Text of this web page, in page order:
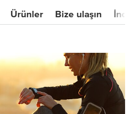
Ürünler Bize ulaşın